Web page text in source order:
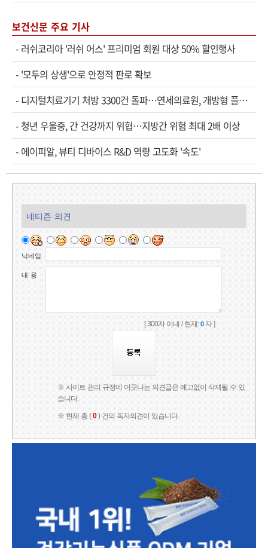
보건신문 주요 기사
- 러쉬코리아 '러쉬 어스' 프리미엄 회원 대상 50% 할인행사
- '모두의 상생'으로 안정적 판로 확보
- 디지털치료기기 처방 3300건 돌파…연세의료원, 개방형 플랫폼 성과 공개
- 청년 우울증, 간 건강까지 위협…지방간 위험 최대 2배 이상
- 에이피알, 뷰티 디바이스 R&D 역량 고도화 '속도'
네티즌 의견
닉네임
내 용
[ 300자 이내 / 현재:0자 ]
※ 사이트 관리 규정에 어긋나는 의견글은 예고없이 삭제될 수 있
습니다.
※ 현재 총 (0) 건의 독자의견이 있습니다.